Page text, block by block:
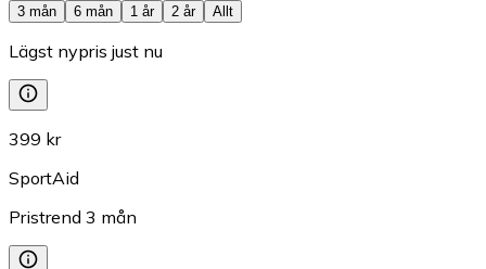
3 mån 6 mån 1 år 2 år Allt
Lägst nypris just nu
399 kr
SportAid
Pristrend 3 mån